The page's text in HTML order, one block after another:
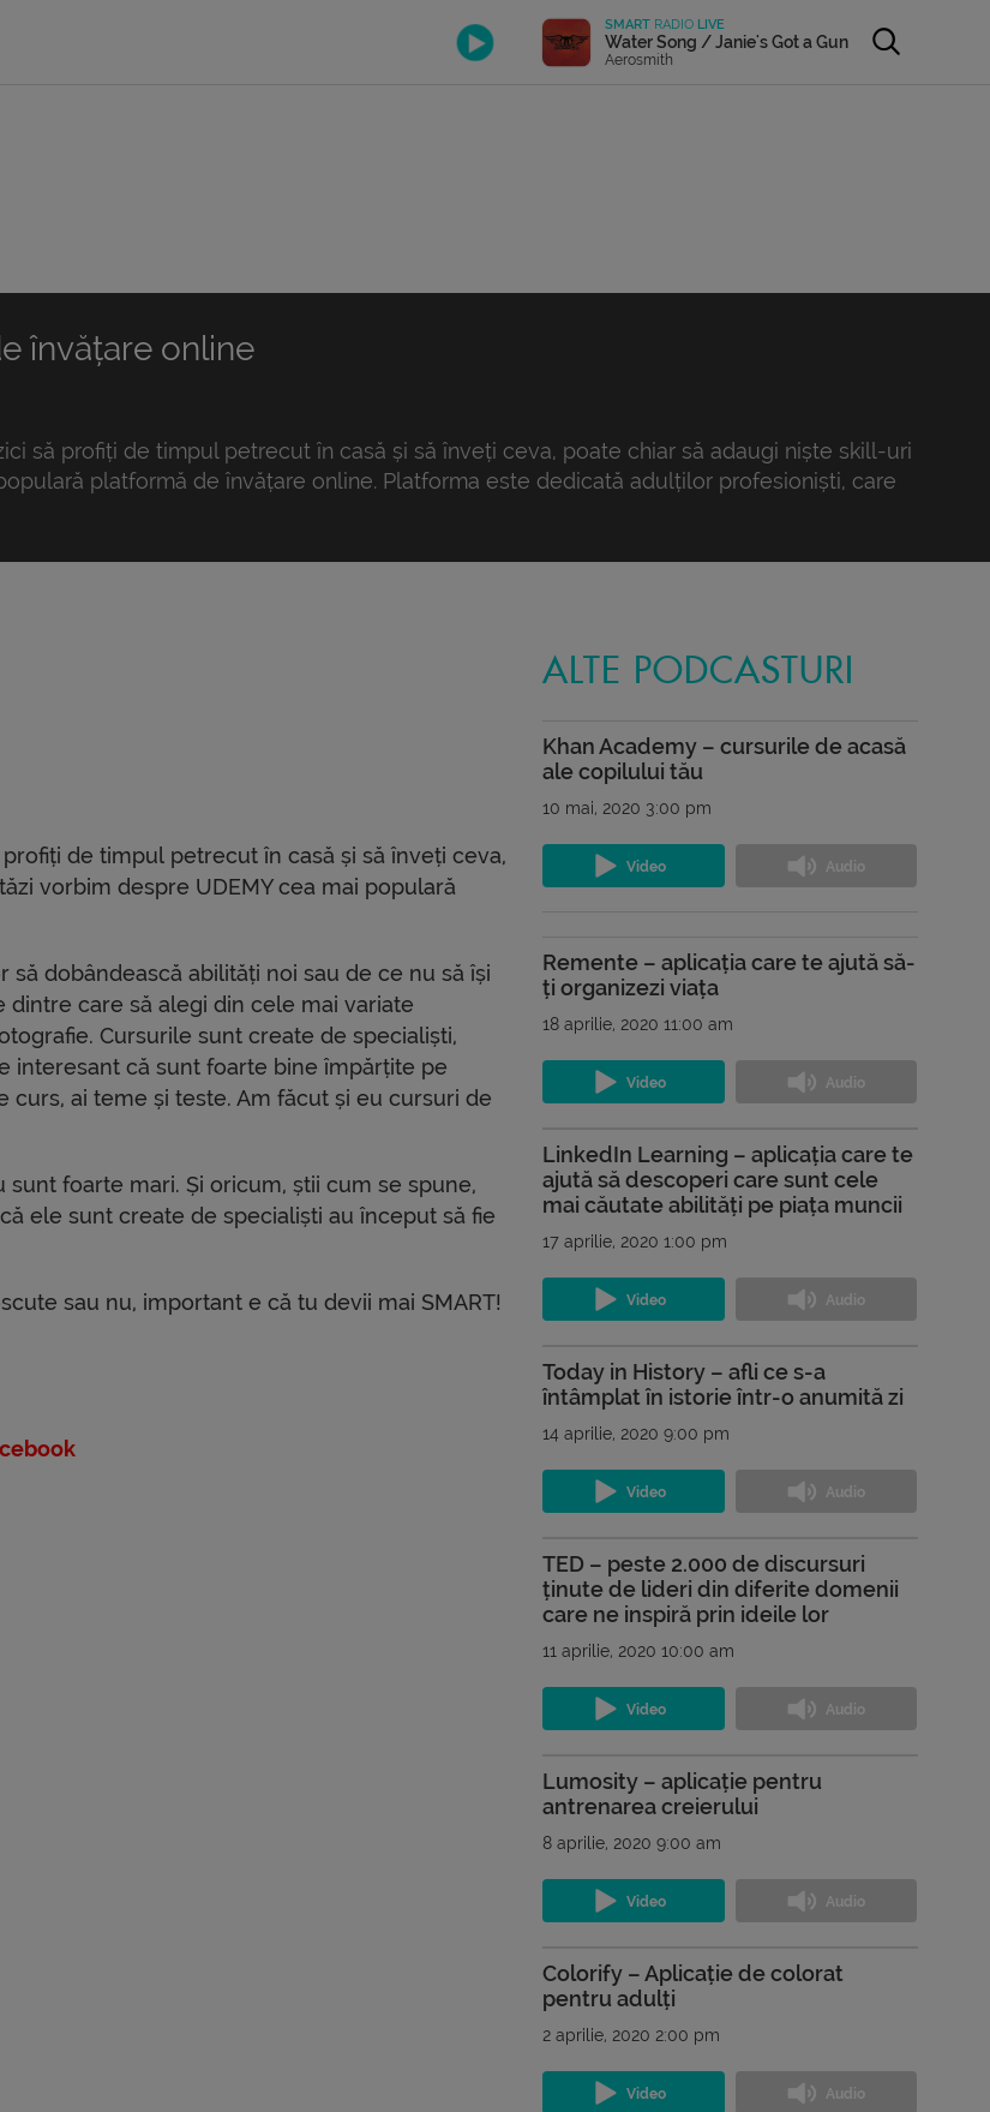
SMART RADIO LIVE
Water Song / Janie's Got a Gun
Aerosmith
învățare online
să profiți de timpul petrecut în casă și să înveți ceva, poate chiar să adaugi niște skill-uri
platformă de învățare online. Platforma este dedicată adulților profesioniști, care
de timpul petrecut în casă și să înveți ceva,
vorbim despre UDEMY cea mai populară
dobândească abilități noi sau de ce nu să își
care să alegi din cele mai variate
Cursurile sunt create de specialiști,
interesant că sunt foarte bine împărțite pe
ai teme și teste. Am făcut și eu cursuri de
foarte mari. Și oricum, știi cum se spune,
ele sunt create de specialiști au început să fie
sau nu, important e că tu devii mai SMART!
ALTE PODCASTURI
Khan Academy – cursurile de acasă
ale copilului tău
10 mai, 2020 3:00 pm
Remente – aplicația care te ajută să-
ți organizezi viața
18 aprilie, 2020 11:00 am
LinkedIn Learning – aplicația care te
ajută să descoperi care sunt cele
mai căutate abilități pe piața muncii
17 aprilie, 2020 1:00 pm
Today in History – afli ce s-a
întâmplat în istorie într-o anumită zi
14 aprilie, 2020 9:00 pm
TED – peste 2.000 de discursuri
ținute de lideri din diferite domenii
care ne inspiră prin ideile lor
11 aprilie, 2020 10:00 am
Lumosity – aplicație pentru
antrenarea creierului
8 aprilie, 2020 9:00 am
Colorify – Aplicație de colorat
pentru adulți
2 aprilie, 2020 2:00 pm